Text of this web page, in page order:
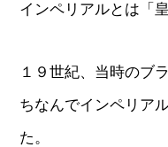
インペリアルとは「
１９世紀、当時のブ
ちなんでインペリア
た。